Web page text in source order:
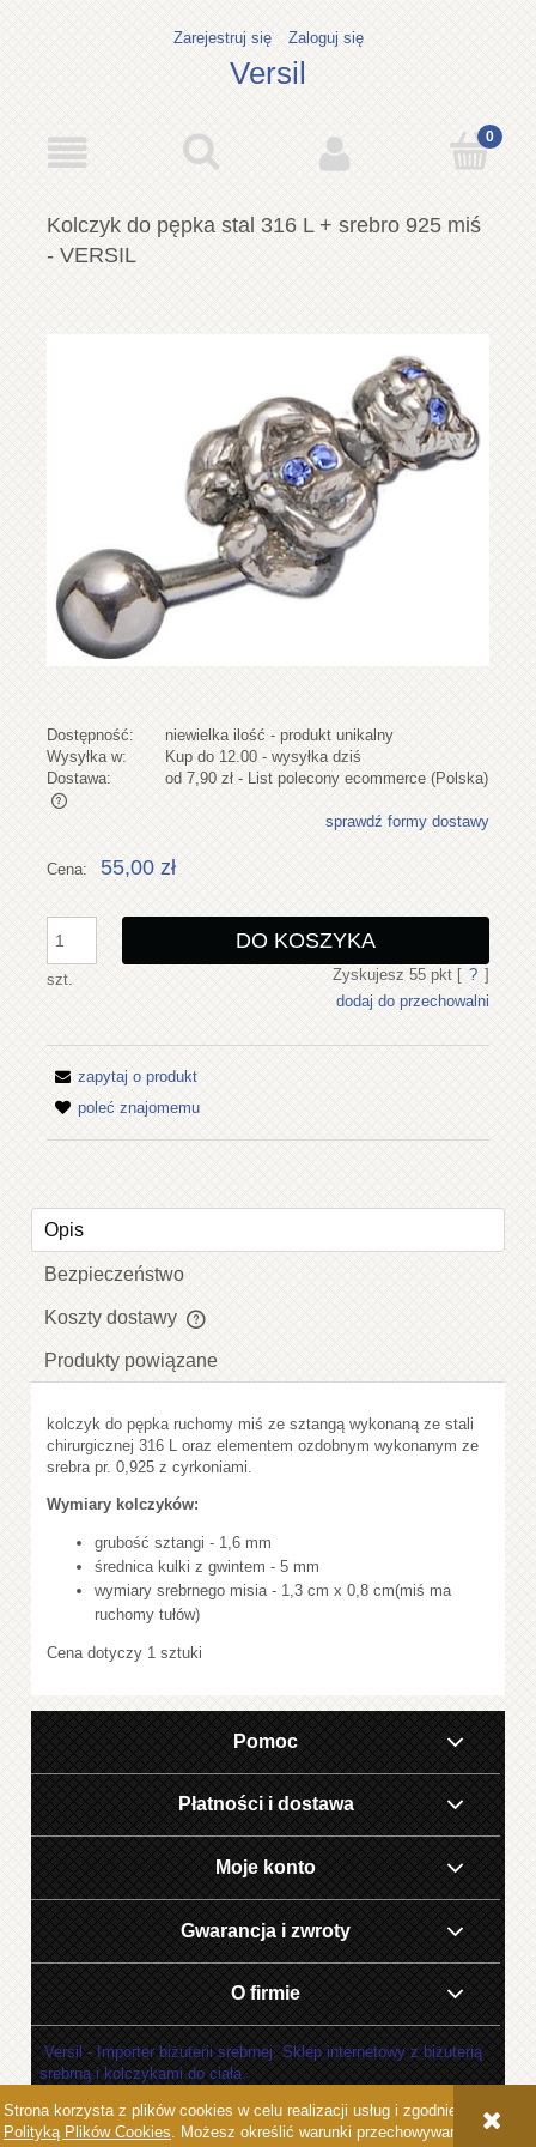
Strona korzysta z plików cookies w celu realizacji usług i zgodnie z
Polityką Plików Cookies. Możesz określić warunki przechowywania
Zarejestruj się Zaloguj się
Versil
Kolczyk do pępka stal 316 L + srebro 925 miś
- VERSIL
Dostępność:
niewielka ilość - produkt unikalny
Wysyłka w:
Kup do 12.00 - wysyłka dziś
Dostawa:
od 7,90 zł - List polecony ecommerce (Polska)
Cena nie zawiera ewentualnych kosztów płatności
sprawdź formy dostawy
Cena: 55,00 zł
szt.
DO KOSZYKA
Zyskujesz 55pkt [ ? ]
dodaj do przechowalni
zapytaj o produkt
poleć znajomemu
Opis
Bezpieczeństwo
Koszty dostawy
Cena nie zawiera ewentualnych kosztów płatności
Produkty powiązane
kolczyk do pępka ruchomy miś ze sztangą wykonaną ze stali
chirurgicznej 316 L oraz elementem ozdobnym wykonanym ze
srebra pr. 0,925 z cyrkoniami.
Wymiary kolczyków:
grubość sztangi - 1,6 mm
średnica kulki z gwintem - 5 mm
wymiary srebrnego misia - 1,3 cm x 0,8 cm(miś ma
ruchomy tułów)
Cena dotyczy 1 sztuki
Pomoc
Płatności i dostawa
Moje konto
Gwarancja i zwroty
O firmie
Versil - Importer biżuterii srebrnej. Sklep internetowy z biżuterią
srebrną i kolczykami do ciała.
POKAŻ PEŁNĄ WERSJĘ STRONY